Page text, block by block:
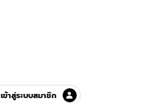
เข้าสู่ระบบสมาชิก